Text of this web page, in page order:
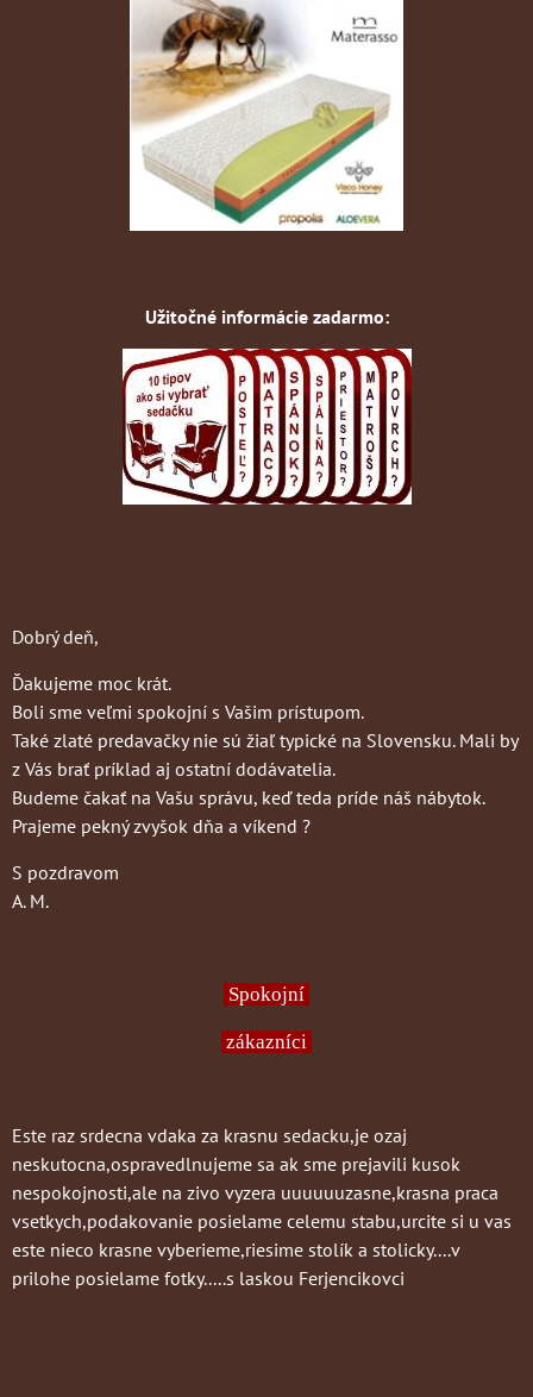
Užitočné informácie zadarmo:
Dobrý deň,
Ďakujeme moc krát.
Boli sme veľmi spokojní s Vašim prístupom.
Také zlaté predavačky nie sú žiaľ typické na Slovensku. Mali by
z Vás brať príklad aj ostatní dodávatelia.
Budeme čakať na Vašu správu, keď teda príde náš nábytok.
Prajeme pekný zvyšok dňa a víkend ?
S pozdravom
A. M.
Spokojní
zákazníci
Este raz srdecna vdaka za krasnu sedacku,je ozaj
neskutocna,ospravedlnujeme sa ak sme prejavili kusok
nespokojnosti,ale na zivo vyzera uuuuuuzasne,krasna praca
vsetkych,podakovanie posielame celemu stabu,urcite si u vas
este nieco krasne vyberieme,riesime stolík a stolicky....v
prilohe posielame fotky.....s laskou Ferjencikovci